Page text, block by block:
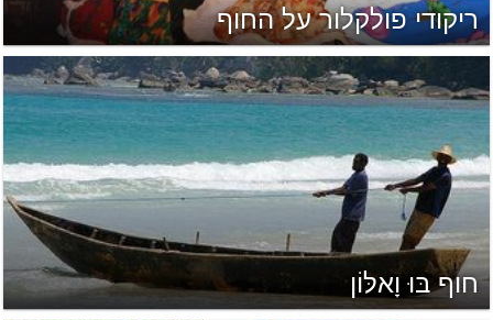
ריקודי פולקלור על החוף
חוף בּוּ וָאלּוֹן